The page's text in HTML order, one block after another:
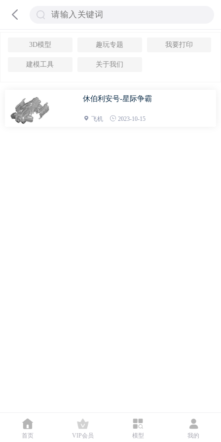
3D模型 趣玩专题 我要打印
建模工具 关于我们
休伯利安号-星际争霸
飞机 2023-10-15
首页 VIP会员 模型 我的